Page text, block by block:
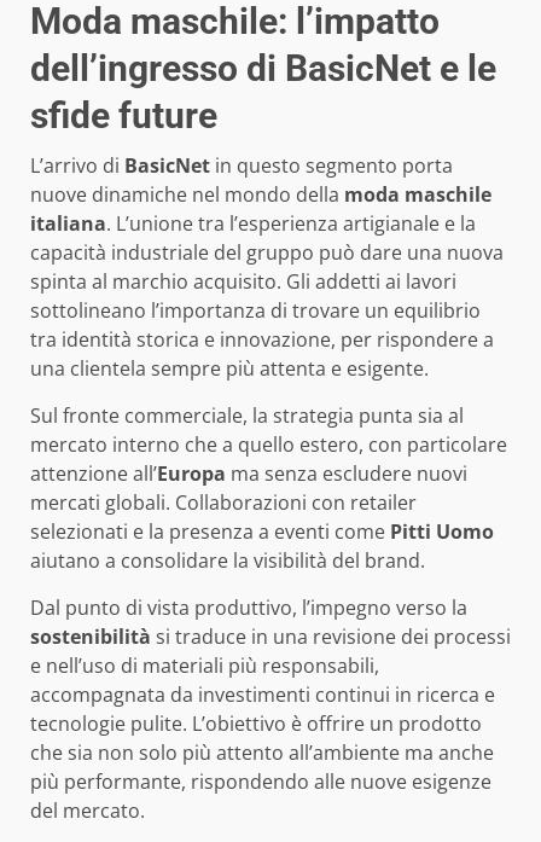
Moda maschile: l’impatto
dell’ingresso di BasicNet e le
sfide future
L’arrivo di BasicNet in questo segmento porta
nuove dinamiche nel mondo della moda maschile
italiana. L’unione tra l’esperienza artigianale e la
capacità industriale del gruppo può dare una nuova
spinta al marchio acquisito. Gli addetti ai lavori
sottolineano l’importanza di trovare un equilibrio
tra identità storica e innovazione, per rispondere a
una clientela sempre più attenta e esigente.
Sul fronte commerciale, la strategia punta sia al
mercato interno che a quello estero, con particolare
attenzione all’Europa ma senza escludere nuovi
mercati globali. Collaborazioni con retailer
selezionati e la presenza a eventi come Pitti Uomo
aiutano a consolidare la visibilità del brand.
Dal punto di vista produttivo, l’impegno verso la
sostenibilità si traduce in una revisione dei processi
e nell’uso di materiali più responsabili,
accompagnata da investimenti continui in ricerca e
tecnologie pulite. L’obiettivo è offrire un prodotto
che sia non solo più attento all’ambiente ma anche
più performante, rispondendo alle nuove esigenze
del mercato.